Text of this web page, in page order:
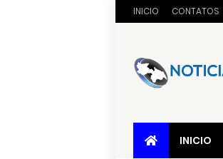
INICIO CONTATOS
INICIO